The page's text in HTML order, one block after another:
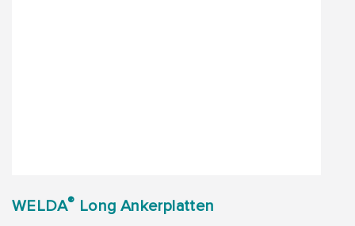
WELDA® Long Ankerplatten